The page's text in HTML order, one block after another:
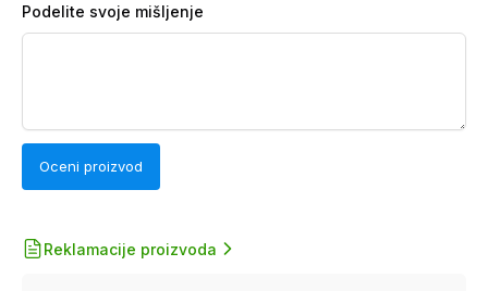
Podelite svoje mišljenje
Oceni proizvod
Reklamacije proizvoda